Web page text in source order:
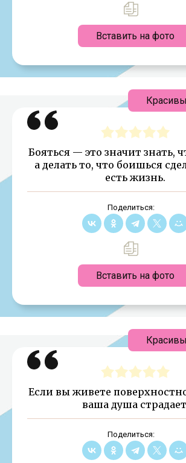
Вставить на фото
Бояться — это значит знать,
а делать то, что боишься
есть жизнь.
Поделиться:
Вставить на фото
Если вы живете
ваша душа
Поделиться: